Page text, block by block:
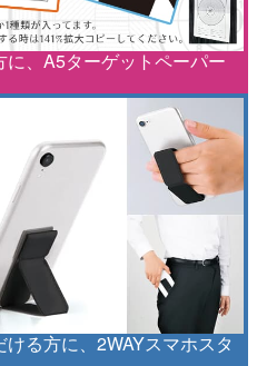
、A5ターゲットペーパー
る方に、2WAYスマホスタ